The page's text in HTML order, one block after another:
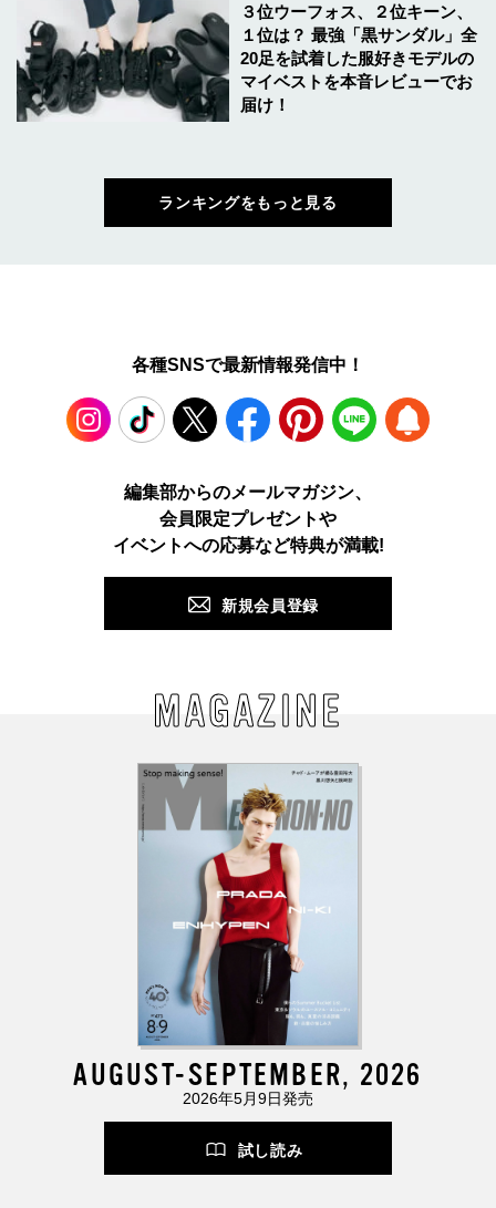
３位ウーフォス、２位キーン、
１位は？ 最強「黒サンダル」全
20足を試着した服好きモデルの
マイベストを本音レビューでお
届け！
ランキングをもっと見る
各種SNSで最新情報発信中！
TikTok X Facebook Pinterest LINE
編集部からのメールマガジン、
会員限定プレゼントや
イベントへの応募など特典が満載!
新規会員登録
MAGAZINE
AUGUST-SEPTEMBER, 2026
2026年5月9日発売
試し読み